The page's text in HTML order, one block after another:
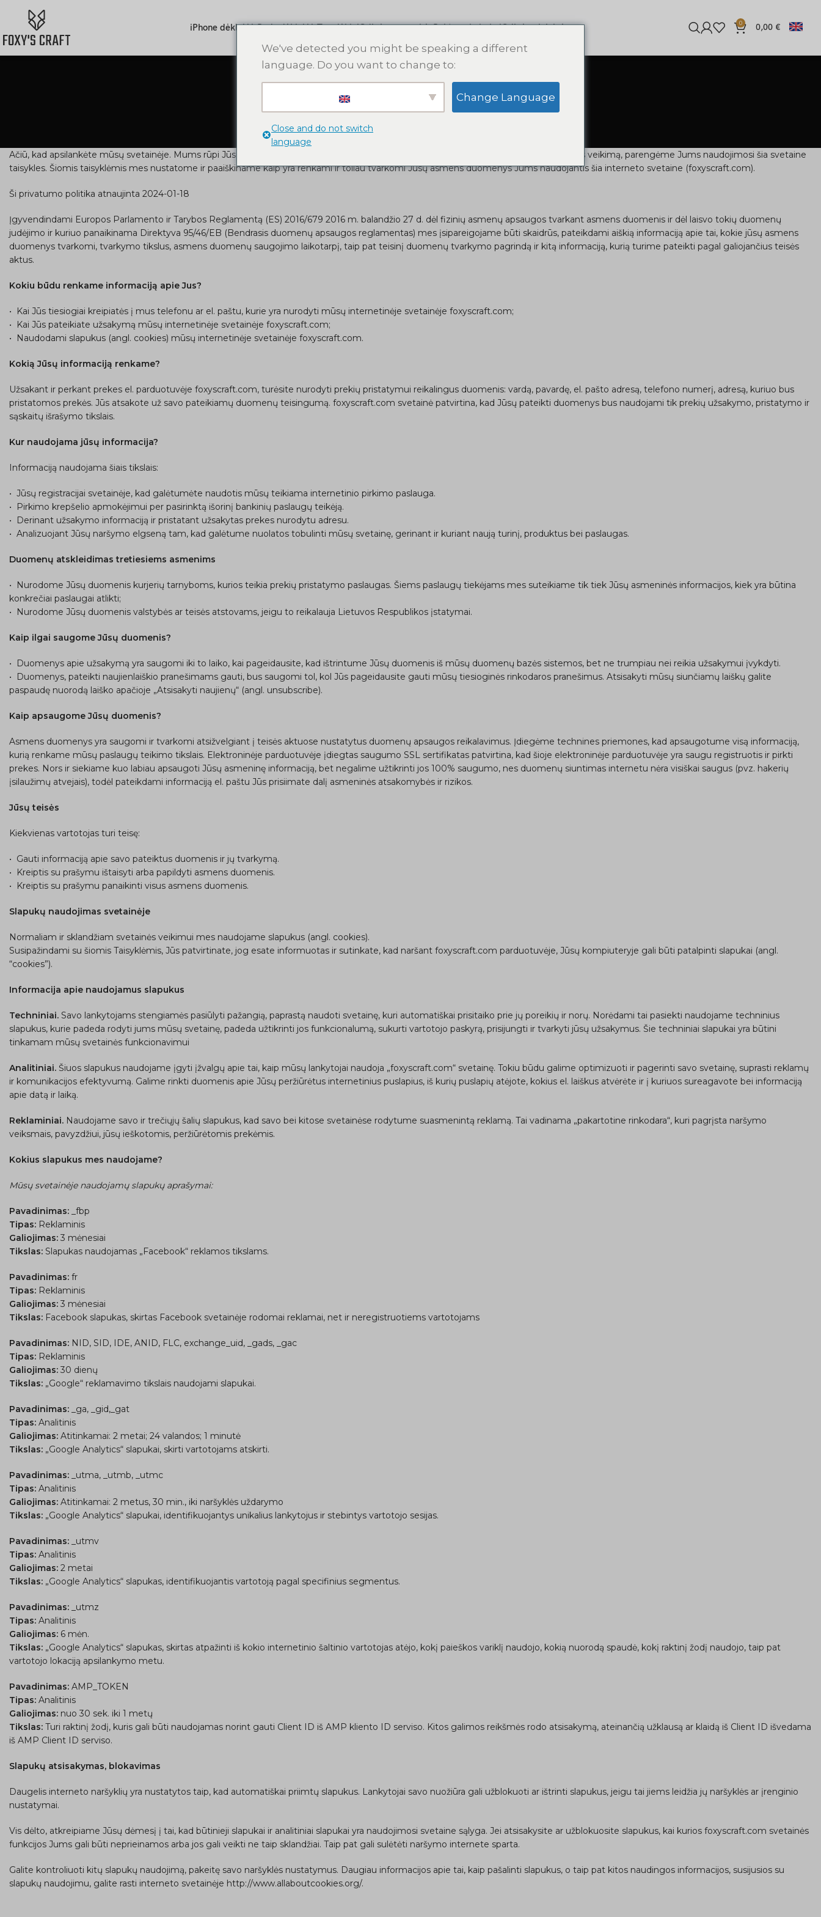
iPhone dėklaiAirPods dėklaiAirTag dėklaiOdinės apyrankėsRaktų pakabukaiOdinės piniginės 0 0,00 €
Privatumo Politika
Ačiū, kad apsilankėte mūsų svetainėje. Mums rūpi Jūsų privatumas ir asmens duomenų saugumas. Siekdami užtikrinti sklandų svetainės veikimą, parengėme Jums naudojimosi šia svetaine
taisykles. Šiomis taisyklėmis mes nustatome ir paaiškiname kaip yra renkami ir toliau tvarkomi Jūsų asmens duomenys Jums naudojantis šia interneto svetaine (foxyscraft.com).
Ši privatumo politika atnaujinta 2024-01-18
Įgyvendindami Europos Parlamento ir Tarybos Reglamentą (ES) 2016/679 2016 m. balandžio 27 d. dėl fizinių asmenų apsaugos tvarkant asmens duomenis ir dėl laisvo tokių duomenų
judėjimo ir kuriuo panaikinama Direktyva 95/46/EB (Bendrasis duomenų apsaugos reglamentas) mes įsipareigojame būti skaidrūs, pateikdami aiškią informaciją apie tai, kokie jūsų asmens
duomenys tvarkomi, tvarkymo tikslus, asmens duomenų saugojimo laikotarpį, taip pat teisinį duomenų tvarkymo pagrindą ir kitą informaciją, kurią turime pateikti pagal galiojančius teisės
aktus.
Kokiu būdu renkame informaciją apie Jus?
• Kai Jūs tiesiogiai kreipiatės į mus telefonu ar el. paštu, kurie yra nurodyti mūsų internetinėje svetainėje foxyscraft.com;
• Kai Jūs pateikiate užsakymą mūsų internetinėje svetainėje foxyscraft.com;
• Naudodami slapukus (angl. cookies) mūsų internetinėje svetainėje foxyscraft.com.
Kokią Jūsų informaciją renkame?
Užsakant ir perkant prekes el. parduotuvėje foxyscraft.com, turėsite nurodyti prekių pristatymui reikalingus duomenis: vardą, pavardę, el. pašto adresą, telefono numerį, adresą, kuriuo bus
pristatomos prekės. Jūs atsakote už savo pateikiamų duomenų teisingumą. foxyscraft.com svetainė patvirtina, kad Jūsų pateikti duomenys bus naudojami tik prekių užsakymo, pristatymo ir
sąskaitų išrašymo tikslais.
Kur naudojama jūsų informacija?
Informaciją naudojama šiais tikslais:
• Jūsų registracijai svetainėje, kad galėtumėte naudotis mūsų teikiama internetinio pirkimo paslauga.
• Pirkimo krepšelio apmokėjimui per pasirinktą išorinį bankinių paslaugų teikėją.
• Derinant užsakymo informaciją ir pristatant užsakytas prekes nurodytu adresu.
• Analizuojant Jūsų naršymo elgseną tam, kad galėtume nuolatos tobulinti mūsų svetainę, gerinant ir kuriant naują turinį, produktus bei paslaugas.
Duomenų atskleidimas tretiesiems asmenims
• Nurodome Jūsų duomenis kurjerių tarnyboms, kurios teikia prekių pristatymo paslaugas. Šiems paslaugų tiekėjams mes suteikiame tik tiek Jūsų asmeninės informacijos, kiek yra būtina
konkrečiai paslaugai atlikti;
• Nurodome Jūsų duomenis valstybės ar teisės atstovams, jeigu to reikalauja Lietuvos Respublikos įstatymai.
Kaip ilgai saugome Jūsų duomenis?
• Duomenys apie užsakymą yra saugomi iki to laiko, kai pageidausite, kad ištrintume Jūsų duomenis iš mūsų duomenų bazės sistemos, bet ne trumpiau nei reikia užsakymui įvykdyti.
• Duomenys, pateikti naujienlaiškio pranešimams gauti, bus saugomi tol, kol Jūs pageidausite gauti mūsų tiesioginės rinkodaros pranešimus. Atsisakyti mūsų siunčiamų laiškų galite
paspaudę nuorodą laiško apačioje „Atsisakyti naujienų“ (angl. unsubscribe).
Kaip apsaugome Jūsų duomenis?
Asmens duomenys yra saugomi ir tvarkomi atsižvelgiant į teisės aktuose nustatytus duomenų apsaugos reikalavimus. Įdiegėme technines priemones, kad apsaugotume visą informaciją,
kurią renkame mūsų paslaugų teikimo tikslais. Elektroninėje parduotuvėje įdiegtas saugumo SSL sertifikatas patvirtina, kad šioje elektroninėje parduotuvėje yra saugu registruotis ir pirkti
prekes. Nors ir siekiame kuo labiau apsaugoti Jūsų asmeninę informaciją, bet negalime užtikrinti jos 100% saugumo, nes duomenų siuntimas internetu nėra visiškai saugus (pvz. hakerių
įsilaužimų atvejais), todėl pateikdami informaciją el. paštu Jūs prisiimate dalį asmeninės atsakomybės ir rizikos.
Jūsų teisės
Kiekvienas vartotojas turi teisę:
• Gauti informaciją apie savo pateiktus duomenis ir jų tvarkymą.
• Kreiptis su prašymu ištaisyti arba papildyti asmens duomenis.
• Kreiptis su prašymu panaikinti visus asmens duomenis.
Slapukų naudojimas svetainėje
Normaliam ir sklandžiam svetainės veikimui mes naudojame slapukus (angl. cookies).
Susipažindami su šiomis Taisyklėmis, Jūs patvirtinate, jog esate informuotas ir sutinkate, kad naršant foxyscraft.com parduotuvėje, Jūsų kompiuteryje gali būti patalpinti slapukai (angl.
“cookies”).
Informacija apie naudojamus slapukus
Techniniai. Savo lankytojams stengiamės pasiūlyti pažangią, paprastą naudoti svetainę, kuri automatiškai prisitaiko prie jų poreikių ir norų. Norėdami tai pasiekti naudojame techninius
slapukus, kurie padeda rodyti jums mūsų svetainę, padeda užtikrinti jos funkcionalumą, sukurti vartotojo paskyrą, prisijungti ir tvarkyti jūsų užsakymus. Šie techniniai slapukai yra būtini
tinkamam mūsų svetainės funkcionavimui
Analitiniai. Šiuos slapukus naudojame įgyti įžvalgų apie tai, kaip mūsų lankytojai naudoja „foxyscraft.com“ svetainę. Tokiu būdu galime optimizuoti ir pagerinti savo svetainę, suprasti reklamų
ir komunikacijos efektyvumą. Galime rinkti duomenis apie Jūsų peržiūrėtus internetinius puslapius, iš kurių puslapių atėjote, kokius el. laiškus atvėrėte ir į kuriuos sureagavote bei informaciją
apie datą ir laiką.
Reklaminiai. Naudojame savo ir trečiųjų šalių slapukus, kad savo bei kitose svetainėse rodytume suasmenintą reklamą. Tai vadinama „pakartotine rinkodara“, kuri pagrįsta naršymo
veiksmais, pavyzdžiui, jūsų ieškotomis, peržiūrėtomis prekėmis.
Kokius slapukus mes naudojame?
Mūsų svetainėje naudojamų slapukų aprašymai:
Pavadinimas: _fbp
Tipas: Reklaminis
Galiojimas: 3 mėnesiai
Tikslas: Slapukas naudojamas „Facebook“ reklamos tikslams.
Pavadinimas: fr
Tipas: Reklaminis
Galiojimas: 3 mėnesiai
Tikslas: Facebook slapukas, skirtas Facebook svetainėje rodomai reklamai, net ir neregistruotiems vartotojams
Pavadinimas: NID, SID, IDE, ANID, FLC, exchange_uid, _gads, _gac
Tipas: Reklaminis
Galiojimas: 30 dienų
Tikslas: „Google“ reklamavimo tikslais naudojami slapukai.
Pavadinimas: _ga, _gid,_gat
Tipas: Analitinis
Galiojimas: Atitinkamai: 2 metai; 24 valandos; 1 minutė
Tikslas: „Google Analytics“ slapukai, skirti vartotojams atskirti.
Pavadinimas: _utma, _utmb, _utmc
Tipas: Analitinis
Galiojimas: Atitinkamai: 2 metus, 30 min., iki naršyklės uždarymo
Tikslas: „Google Analytics“ slapukai, identifikuojantys unikalius lankytojus ir stebintys vartotojo sesijas.
Pavadinimas: _utmv
Tipas: Analitinis
Galiojimas: 2 metai
Tikslas: „Google Analytics“ slapukas, identifikuojantis vartotoją pagal specifinius segmentus.
Pavadinimas: _utmz
Tipas: Analitinis
Galiojimas: 6 mėn.
Tikslas: „Google Analytics“ slapukas, skirtas atpažinti iš kokio internetinio šaltinio vartotojas atėjo, kokį paieškos variklį naudojo, kokią nuorodą spaudė, kokį raktinį žodį naudojo, taip pat
vartotojo lokaciją apsilankymo metu.
Pavadinimas: AMP_TOKEN
Tipas: Analitinis
Galiojimas: nuo 30 sek. iki 1 metų
Tikslas: Turi raktinį žodį, kuris gali būti naudojamas norint gauti Client ID iš AMP kliento ID serviso. Kitos galimos reikšmės rodo atsisakymą, ateinančią užklausą ar klaidą iš Client ID išvedama
iš AMP Client ID serviso.
Slapukų atsisakymas, blokavimas
Daugelis interneto naršyklių yra nustatytos taip, kad automatiškai priimtų slapukus. Lankytojai savo nuožiūra gali užblokuoti ar ištrinti slapukus, jeigu tai jiems leidžia jų naršyklės ar įrenginio
nustatymai.
Vis dėlto, atkreipiame Jūsų dėmesį į tai, kad būtinieji slapukai ir analitiniai slapukai yra naudojimosi svetaine sąlyga. Jei atsisakysite ar užblokuosite slapukus, kai kurios foxyscraft.com svetainės
funkcijos Jums gali būti neprieinamos arba jos gali veikti ne taip sklandžiai. Taip pat gali sulėtėti naršymo internete sparta.
Galite kontroliuoti kitų slapukų naudojimą, pakeitę savo naršyklės nustatymus. Daugiau informacijos apie tai, kaip pašalinti slapukus, o taip pat kitos naudingos informacijos, susijusios su
slapukų naudojimu, galite rasti interneto svetainėje http://www.allaboutcookies.org/.
We've detected you might be speaking a different
language. Do you want to change to:
Change Language
Close and do not switch
language